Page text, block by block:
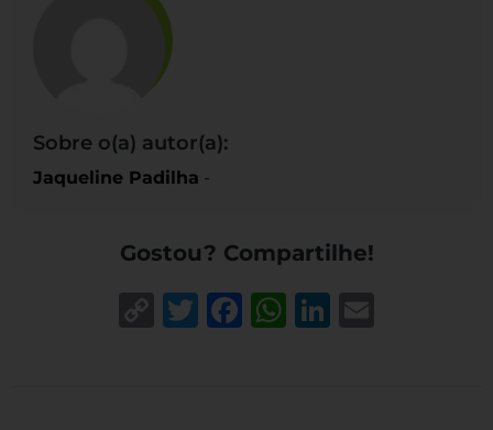
Sobre o(a) autor(a):
Jaqueline Padilha -
Gostou? Compartilhe!
CopyTwitter
Facebook
WhatsApp
LinkedIn